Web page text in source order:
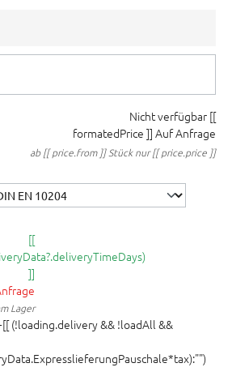
Nicht verfügbar [[
formatedPrice ]] Auf Anfrage
ab [[ price.from ]] Stück nur [[ price.price ]]
[[
]]
Lager
(!loading.delivery && !loadAll &&